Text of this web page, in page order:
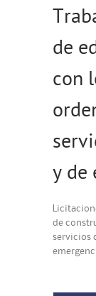
de
con
y de
de
servicios